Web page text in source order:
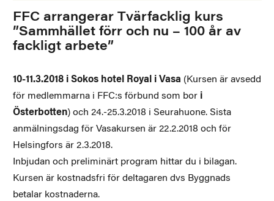
FFC arrangerar Tvärfacklig kurs
”Sammhället förr och nu – 100 år av
fackligt arbete”
10-11.3.2018 i Sokos hotel Royal i Vasa (Kursen är avsedd
för medlemmarna i FFC:s förbund som bor i
Österbotten) och 24.-25.3.2018 i Seurahuone. Sista
anmälningsdag för Vasakursen är 22.2.2018 och för
Helsingfors är 2.3.2018.
Inbjudan och preliminärt program hittar du i bilagan.
Kursen är kostnadsfri för deltagaren dvs Byggnads
betalar kostnaderna.